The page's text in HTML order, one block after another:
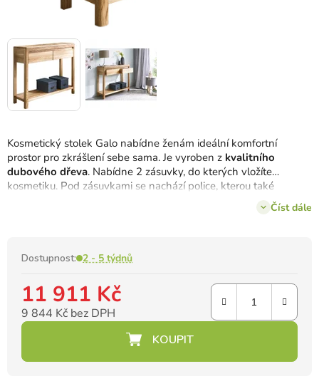
Kosmetický stolek Galo nabídne ženám ideální komfortní
prostor pro zkrášlení sebe sama. Je vyroben z kvalitního
dubového dřeva. Nabídne 2 zásuvky, do kterých vložíte
kosmetiku. Pod zásuvkami se nachází police, kterou také
Číst dále
Dostupnost: 2 - 5 týdnů
11 911 Kč
9 844 Kč bez DPH